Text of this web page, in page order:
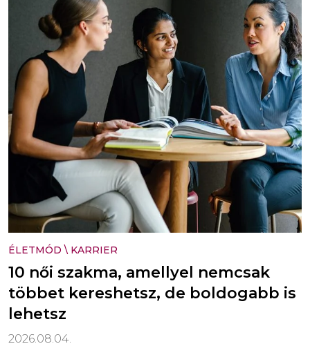
ÉLETMÓD \ KARRIER
10 női szakma, amellyel nemcsak
többet kereshetsz, de boldogabb is
lehetsz
2026.08.04.